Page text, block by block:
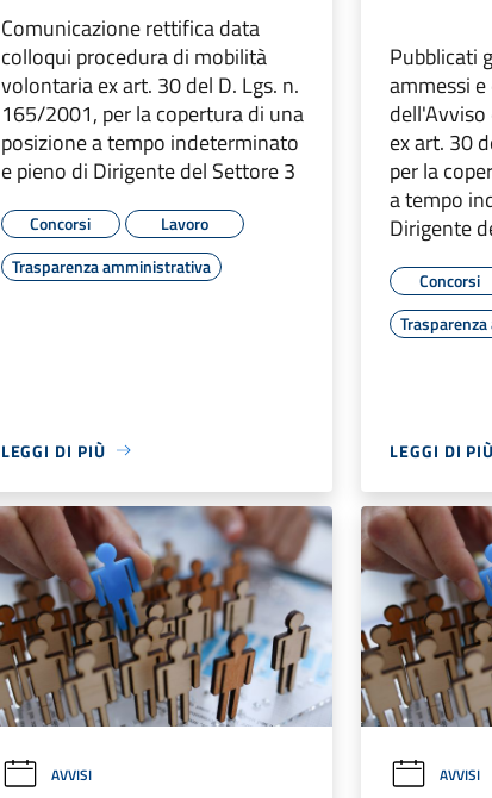
Comunicazione rettifica data
colloqui procedura di mobilità
volontaria ex art. 30 del D. Lgs. n.
165/2001, per la copertura di una
posizione a tempo indeterminato
e pieno di Dirigente del Settore 3
Concorsi
Lavoro
Trasparenza amministrativa
LEGGI DI PIÙ
Pubblicati
ammessi
ex art. 30
per la
a tempo
Dirigente
Concorsi
LEGGI DI PIÙ
AVVISI AVVISI